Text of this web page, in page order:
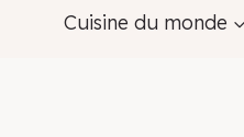
Cuisine du monde